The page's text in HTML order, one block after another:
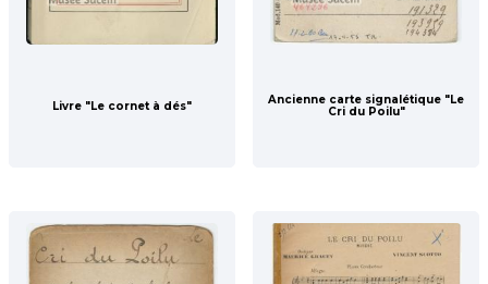
Livre "Le cornet à dés"
Ancienne carte signalétique "Le
Cri du Poilu"